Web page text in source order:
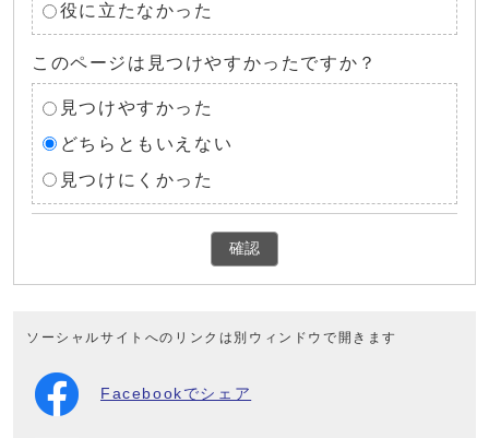
役に立たなかった
このページは見つけやすかったですか？
見つけやすかった
どちらともいえない
見つけにくかった
確認
ソーシャルサイトへのリンクは別ウィンドウで開きます
Facebookでシェア